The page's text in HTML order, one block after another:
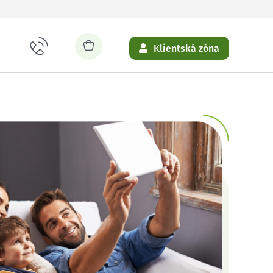
Klientská zóna